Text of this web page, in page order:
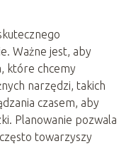
Ważne jest, aby
które chcemy
narzędzi, takich
czasem, aby
Planowanie pozwala
towarzyszy